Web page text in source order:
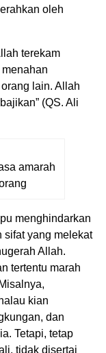
oleh
terekam
lain. Allah
(QS. Ali
amarah
menghindarkan
sifat yang melekat
Allah.
tertentu marah
kian
dan
Tetapi, tetap
tidak disertai